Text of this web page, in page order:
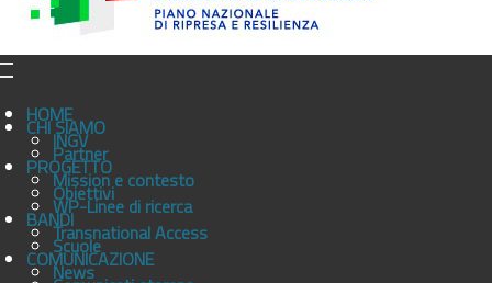
HOME
CHI SIAMO
INGV
Partner
PROGETTO
Mission e contesto
Obiettivi
WP-Linee di ricerca
BANDITransnational Access
Scuole
COMUNICAZIONE
News